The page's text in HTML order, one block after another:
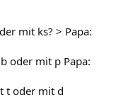
mit ks? > Papa:
oder mit p Papa:
t oder mit d